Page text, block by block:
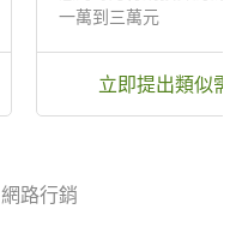
一萬到三萬元
立即提出類似需
網路行銷